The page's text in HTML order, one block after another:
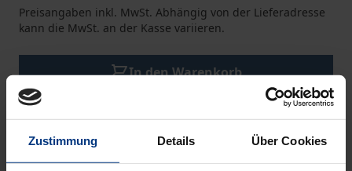
Zustimmung Details Über Cookies
Preisangaben inkl. MwSt. Abhängig von der Lieferadresse
kann die MwSt. an der Kasse variieren.
In den Warenkorb
Zur Wunschliste hinzufügen
Bei Bestellungen von Zeitschriften außerhalb von
DE und CH wenden Sie sich bitte mit Angabe der